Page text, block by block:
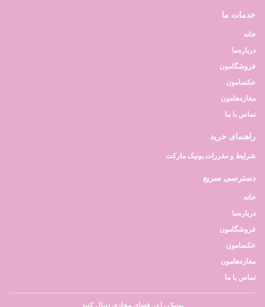
خدمات ما
خانه
درباره‌ما
فروشگامون
عکسامون
مغازه‌هامون
تماس با ما
راهنمای خرید
شرایط و مقررات بونیک مارکت
دسترسی سریع
خانه
درباره‌ما
فروشگامون
عکسامون
مغازه‌هامون
تماس با ما
بونیک را در فضای مجازی دنبال کنید